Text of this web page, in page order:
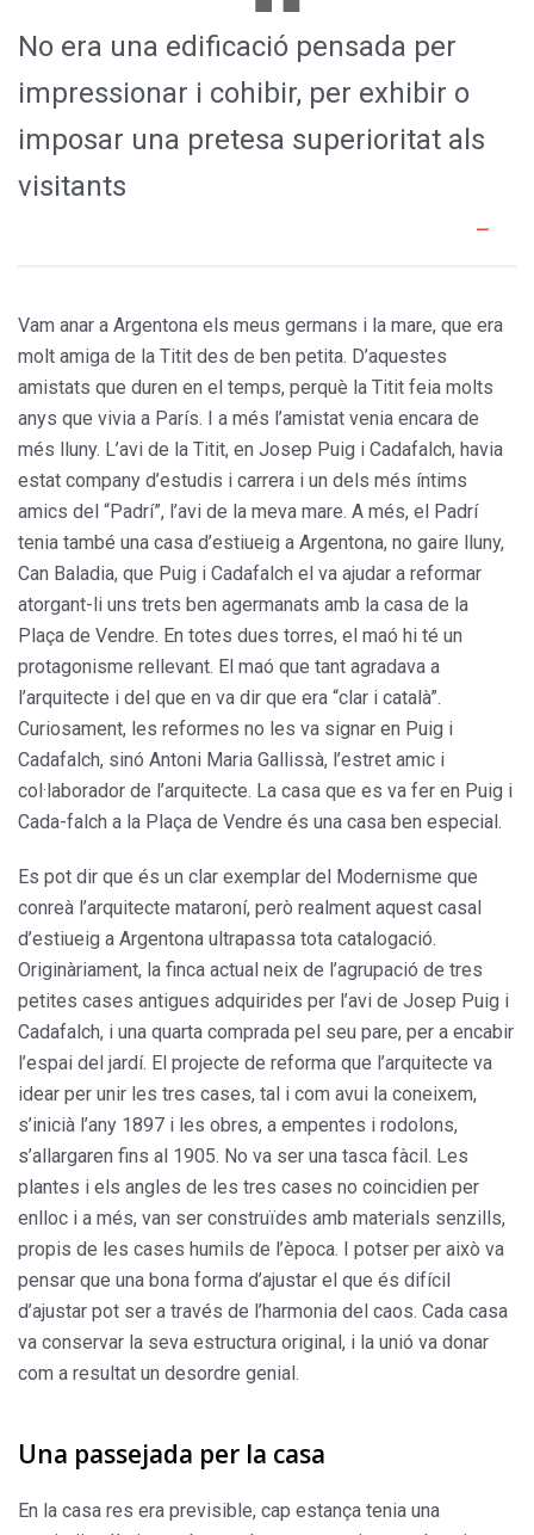
No era una edificació pensada per
impressionar i cohibir, per exhibir o
imposar una pretesa superioritat als
visitants
Vam anar a Argentona els meus germans i la mare, que era
molt amiga de la Titit des de ben petita. D’aquestes
amistats que duren en el temps, perquè la Titit feia molts
anys que vivia a París. I a més l’amistat venia encara de
més lluny. L’avi de la Titit, en Josep Puig i Cadafalch, havia
estat company d’estudis i carrera i un dels més íntims
amics del “Padrí”, l’avi de la meva mare. A més, el Padrí
tenia també una casa d’estiueig a Argentona, no gaire lluny,
Can Baladia, que Puig i Cadafalch el va ajudar a reformar
atorgant-li uns trets ben agermanats amb la casa de la
Plaça de Vendre. En totes dues torres, el maó hi té un
protagonisme rellevant. El maó que tant agradava a
l’arquitecte i del que en va dir que era “clar i català”.
Curiosament, les reformes no les va signar en Puig i
Cadafalch, sinó Antoni Maria Gallissà, l’estret amic i
col·laborador de l’arquitecte. La casa que es va fer en Puig i
Cada-falch a la Plaça de Vendre és una casa ben especial.
Es pot dir que és un clar exemplar del Modernisme que
conreà l’arquitecte mataroní, però realment aquest casal
d’estiueig a Argentona ultrapassa tota catalogació.
Originàriament, la finca actual neix de l’agrupació de tres
petites cases antigues adquirides per l’avi de Josep Puig i
Cadafalch, i una quarta comprada pel seu pare, per a encabir
l’espai del jardí. El projecte de reforma que l’arquitecte va
idear per unir les tres cases, tal i com avui la coneixem,
s’inicià l’any 1897 i les obres, a empentes i rodolons,
s’allargaren fins al 1905. No va ser una tasca fàcil. Les
plantes i els angles de les tres cases no coincidien per
enlloc i a més, van ser construïdes amb materials senzills,
propis de les cases humils de l’època. I potser per això va
pensar que una bona forma d’ajustar el que és difícil
d’ajustar pot ser a través de l’harmonia del caos. Cada casa
va conservar la seva estructura original, i la unió va donar
com a resultat un desordre genial.
Una passejada per la casa
En la casa res era previsible, cap estança tenia una